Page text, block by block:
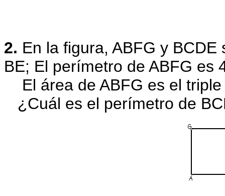
2. En la figura, ABFG y BCDE
BE; El perímetro de ABFG es
El área de ABFG es el
¿Cuál es el perímetro de